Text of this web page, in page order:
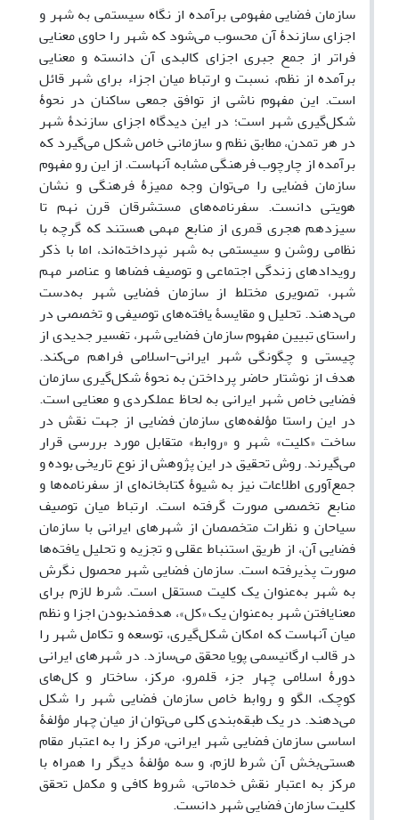
سازمان فضایی مفهومی برآمده از نگاه سیستمی به شهر و
اجزای سازندۀ آن محسوب می‌شود که شهر را حاوی معنایی
فراتر از جمع جبری اجزای کالبدی آن دانسته و معنایی
برآمده از نظم، نسبت و ارتباط میان اجزاء برای شهر قائل
است. این مفهوم ناشی از توافق جمعی ساکنان در نحوۀ
شکل‌گیری شهر است؛ در این دیدگاه اجزای سازندۀ شهر
در هر تمدن، مطابق نظم و سازمانی خاص شکل می‌گیرد که
برآمده از چارچوب فرهنگی مشابه آنهاست. از این رو مفهوم
سازمان فضایی را می‌توان وجه ممیزۀ فرهنگی و نشان
هویتی دانست. سفرنامه‌های مستشرقان قرن نهم تا
سیزدهم هجری قمری از منابع مهمی هستند که گرچه با
نظامی روشن و سیستمی به شهر نپرداخته‌اند، اما با ذکر
رویدادهای زندگی اجتماعی و توصیف فضاها و عناصر مهم
شهر، تصویری مختلط از سازمان فضایی شهر به‌دست
می‌دهند. تحلیل و مقایسۀ یافته‌های توصیفی و تخصصی در
راستای تبیین مفهوم سازمان فضایی شهر، تفسیر جدیدی از
چیستی و چگونگی شهر ایرانی-اسلامی فراهم می‌کند.
هدف از نوشتار حاضر پرداختن به نحوۀ شکل‌گیری سازمان
فضایی خاص شهر ایرانی به لحاظ عملکردی و معنایی است.
در این راستا مؤلفه‌‌های سازمان فضایی از جهت نقش در
ساخت «کلیت» شهر و «روابط» متقابل مورد بررسی قرار
می‌گیرند. روش تحقیق در این پژوهش از نوع تاریخی بوده و
جمع‌آوری اطلاعات نیز به شیوۀ کتابخانه‌ای از سفرنامه‌ها و
منابع تخصصی صورت گرفته است. ارتباط میان توصیف
سیاحان و نظرات متخصصان از شهرهای ایرانی با سازمان
فضایی آن، از طریق استنباط عقلی و تجزیه و تحلیل یافته‌ها
صورت پذیرفته است. سازمان فضایی شهر محصول نگرش
به شهر به‌عنوان یک کلیت مستقل است. شرط لازم برای
معنایافتن شهر به‌عنوان یک «کل»، هدفمندبودن اجزا و نظم
میان آنهاست که امکان شکل‌گیری، توسعه و تکامل شهر را
در قالب ارگانیسمی پویا محقق می‌سازد. در شهرهای ایرانی
دورۀ اسلامی چهار جزء قلمرو، مرکز، ساختار و کل‌های
کوچک، الگو و روابط خاص سازمان فضایی شهر را شکل
می‌دهند. در یک طبقه‌بندی کلی می‌توان از میان چهار مؤلفۀ
اساسی سازمان فضایی شهر ایرانی، مرکز را به اعتبار مقام
هستی‌بخش آن شرط لازم، و سه مؤلفۀ دیگر را همراه با
مرکز به اعتبار نقش خدماتی، شروط کافی و مکمل تحقق
کلیت سازمان فضایی شهر دانست.